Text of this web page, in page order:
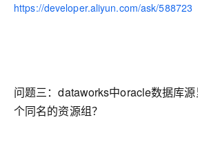
https://developer.aliyun.com/ask/588723
问题三：dataworks中oracle数据库
个同名的资源组？